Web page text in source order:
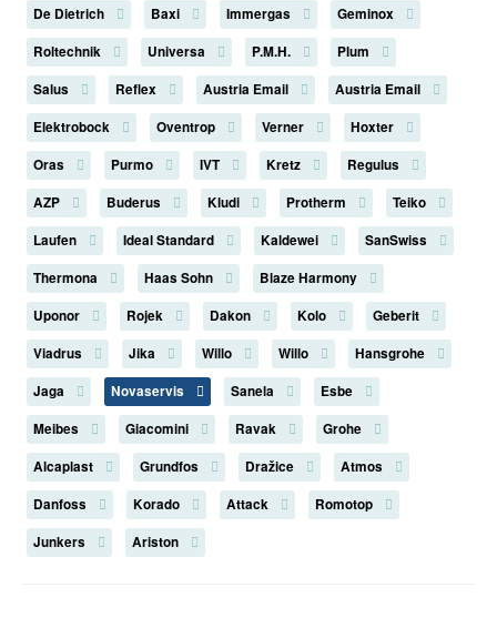
De Dietrich
Baxi Immergas
Geminox
Roltechnik
Universa P.M.H.
Plum
Salus
Reflex Austria Email
Austria Email
Elektrobock
Oventrop Verner
Hoxter
Oras
Purmo IVT Kretz
Regulus
AZP
Buderus Kludi Protherm
Teiko
Laufen
Ideal Standard Kaldewei
SanSwiss
Thermona
Haas Sohn
Blaze Harmony
Uponor
Rojek Dakon Kolo
Geberit
Viadrus
Jika Willo Willo
Hansgrohe
Jaga
Novaservis Sanela
Esbe
Meibes
Giacomini Ravak
Grohe
Alcaplast
Grundfos Dražice
Atmos
Danfoss
Korado Attack
Romotop
Junkers
Ariston